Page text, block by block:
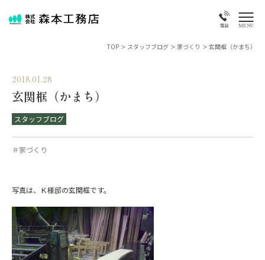
電話 MENU
TOP > スタッフブログ > 家づくり > 玄関框（かまち）
2018.01.28
玄関框（かまち）
スタッフブログ
＃家づくり
写真は、Ｋ様邸の玄関框です。